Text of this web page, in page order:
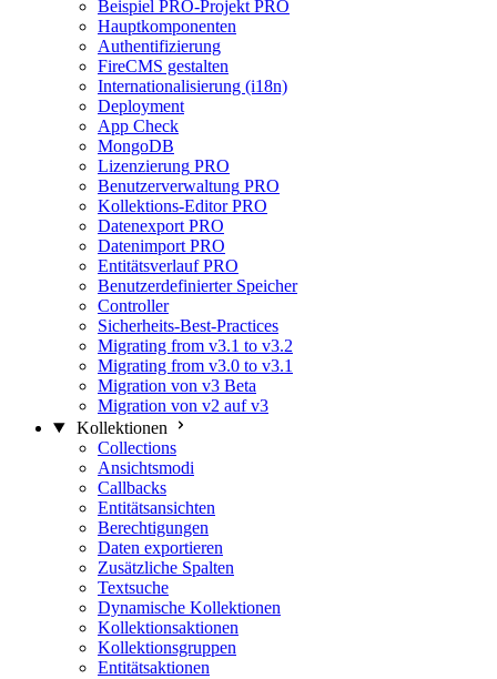
Beispiel PRO-Projekt PRO
Hauptkomponenten
Authentifizierung
FireCMS gestalten
Internationalisierung (i18n)
Deployment
App Check
MongoDB
Lizenzierung PRO
Benutzerverwaltung PRO
Kollektions-Editor PRO
Datenexport PRO
Datenimport PRO
Entitätsverlauf PRO
Benutzerdefinierter Speicher
Controller
Sicherheits-Best-Practices
Migrating from v3.1 to v3.2
Migrating from v3.0 to v3.1
Migration von v3 Beta
Migration von v2 auf v3
Kollektionen
Collections
Ansichtsmodi
Callbacks
Entitätsansichten
Berechtigungen
Daten exportieren
Zusätzliche Spalten
Textsuche
Dynamische Kollektionen
Kollektionsaktionen
Kollektionsgruppen
Entitätsaktionen